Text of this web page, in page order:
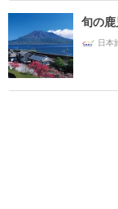
旬の